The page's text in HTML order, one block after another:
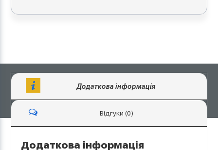
Додаткова інформація
Відгуки (0)
Додаткова інформація